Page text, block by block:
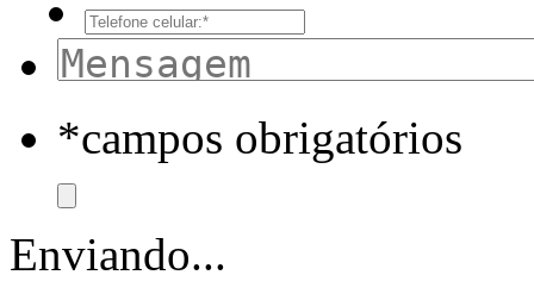
*campos obrigatórios
Enviando...